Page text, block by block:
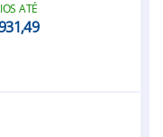
ATÉ